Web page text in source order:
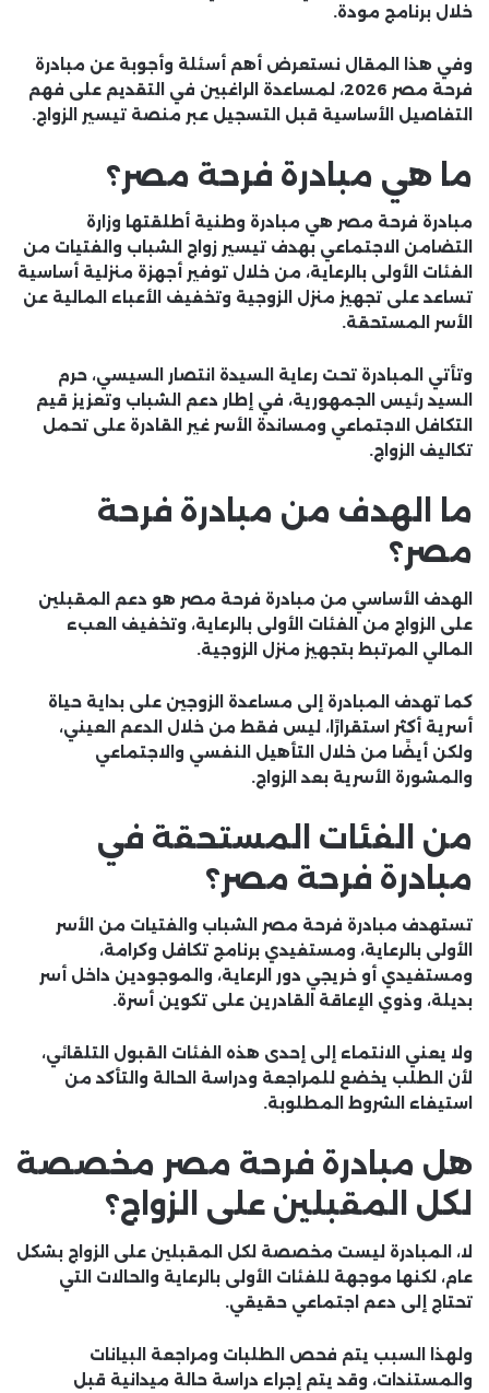
خلال برنامج مودة.
وفي هذا المقال نستعرض أهم أسئلة وأجوبة عن مبادرة
فرحة مصر 2026
، لمساعدة الراغبين في التقديم على فهم
التفاصيل الأساسية قبل التسجيل عبر منصة تيسير الزواج.
ما هي مبادرة فرحة مصر؟
مبادرة فرحة مصر هي مبادرة وطنية أطلقتها وزارة
التضامن الاجتماعي بهدف تيسير زواج الشباب والفتيات من
الفئات الأولى بالرعاية، من خلال توفير أجهزة منزلية أساسية
تساعد على تجهيز منزل الزوجية وتخفيف الأعباء المالية عن
الأسر المستحقة.
وتأتي المبادرة تحت رعاية السيدة انتصار السيسي، حرم
السيد رئيس الجمهورية، في إطار دعم الشباب وتعزيز قيم
التكافل الاجتماعي ومساندة الأسر غير القادرة على تحمل
تكاليف الزواج.
ما الهدف من مبادرة فرحة
مصر؟
الهدف الأساسي من مبادرة فرحة مصر هو دعم المقبلين
على الزواج من الفئات الأولى بالرعاية، وتخفيف العبء
المالي المرتبط بتجهيز منزل الزوجية.
كما تهدف المبادرة إلى مساعدة الزوجين على بداية حياة
أسرية أكثر استقرارًا، ليس فقط من خلال الدعم العيني،
ولكن أيضًا من خلال التأهيل النفسي والاجتماعي
والمشورة الأسرية بعد الزواج.
من الفئات المستحقة في
مبادرة فرحة مصر؟
تستهدف مبادرة فرحة مصر الشباب والفتيات من الأسر
الأولى بالرعاية، ومستفيدي برنامج تكافل وكرامة،
ومستفيدي أو خريجي دور الرعاية، والموجودين داخل أسر
بديلة، وذوي الإعاقة القادرين على تكوين أسرة.
ولا يعني الانتماء إلى إحدى هذه الفئات القبول التلقائي،
لأن الطلب يخضع للمراجعة ودراسة الحالة والتأكد من
استيفاء الشروط المطلوبة.
هل مبادرة فرحة مصر مخصصة
لكل المقبلين على الزواج؟
لا، المبادرة ليست مخصصة لكل المقبلين على الزواج بشكل
عام، لكنها موجهة للفئات الأولى بالرعاية والحالات التي
تحتاج إلى دعم اجتماعي حقيقي.
ولهذا السبب يتم فحص الطلبات ومراجعة البيانات
والمستندات، وقد يتم إجراء دراسة حالة ميدانية قبل